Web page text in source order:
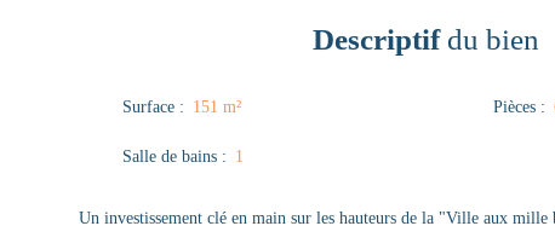
Descriptifdu bien
Surface : 151 m² Pièces :
Salle de bains : 1
Un investissement clé en main sur les hauteurs de la "Ville aux mille